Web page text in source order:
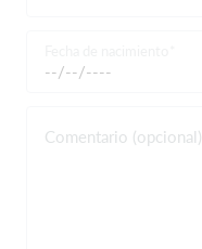
Comentario (opcional)